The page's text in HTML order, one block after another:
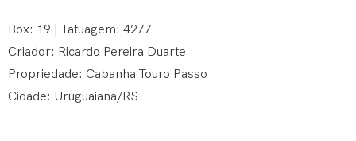
Box: 19 | Tatuagem: 4277
Criador: Ricardo Pereira Duarte
Propriedade: Cabanha Touro Passo
Cidade: Uruguaiana/RS